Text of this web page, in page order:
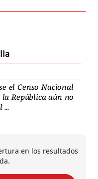
el Censo Nacional
República aún no
...
en los resultados